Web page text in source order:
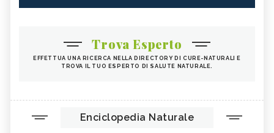
Trova Esperto
EFFETTUA UNA RICERCA NELLA DIRECTORY DI CURE-NATURALI E
TROVA IL TUO ESPERTO DI SALUTE NATURALE.
Enciclopedia Naturale